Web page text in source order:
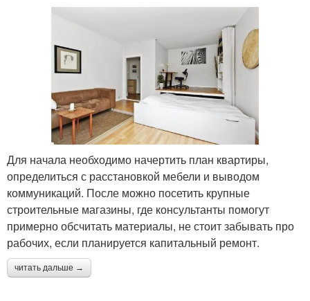
Для начала необходимо начертить план квартиры,
определиться с расстановкой мебели и выводом
коммуникаций. После можно посетить крупные
строительные магазины, где консультанты помогут
примерно обсчитать материалы, не стоит забывать про
рабочих, если планируется капитальный ремонт.
читать дальше →